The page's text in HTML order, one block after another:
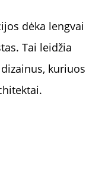
dėka lengvai
Tai leidžia
kuriuos